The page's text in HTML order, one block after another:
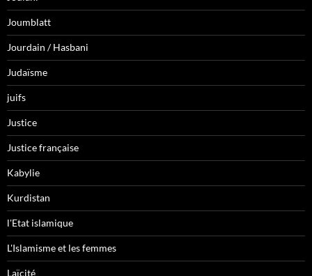
Joumblatt
Jourdain / Hasbani
Judaïsme
juifs
Justice
Justice française
Kabylie
Kurdistan
l'Etat islamique
L'Islamisme et les femmes
Laïcité